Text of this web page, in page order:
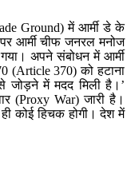
Ground) में आर्मी डे के
आर्मी चीफ जनरल मनोज
अपने संबोधन में आर्मी
(Article 370) को हटाना
जोड़ने में मदद मिली है।’
(Proxy War) जारी है।
कोई हिचक होगी। देश में